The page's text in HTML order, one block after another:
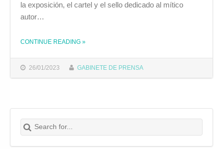
26/01/2023 GABINETE DE PRENSA
la exposición, el cartel y el sello dedicado al mítico
autor…
CONTINUE READING THE "AYUNTAMIENTO, CORREOS Y SOCIEDAD FILATÉLICA GADITANA RECUERDAN CON UN SELLO Y UNA EXPOSICIÓN A PACO ROSADO"
»
Search for:
Buscar